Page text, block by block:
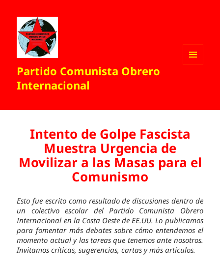
Partido Comunista Obrero
Internacional
Intento de Golpe Fascista
Muestra Urgencia de
Movilizar a las Masas para el
Comunismo
Esto fue escrito como resultado de discusiones dentro de
un colectivo escolar del Partido Comunista Obrero
Internacional en la Costa Oeste de EE.UU.Lo publicamos
para fomentar más debates sobre cómo entendemos el
momento actual y las tareas que tenemos ante nosotros.
Invitamos críticas, sugerencias, cartas y más artículos.